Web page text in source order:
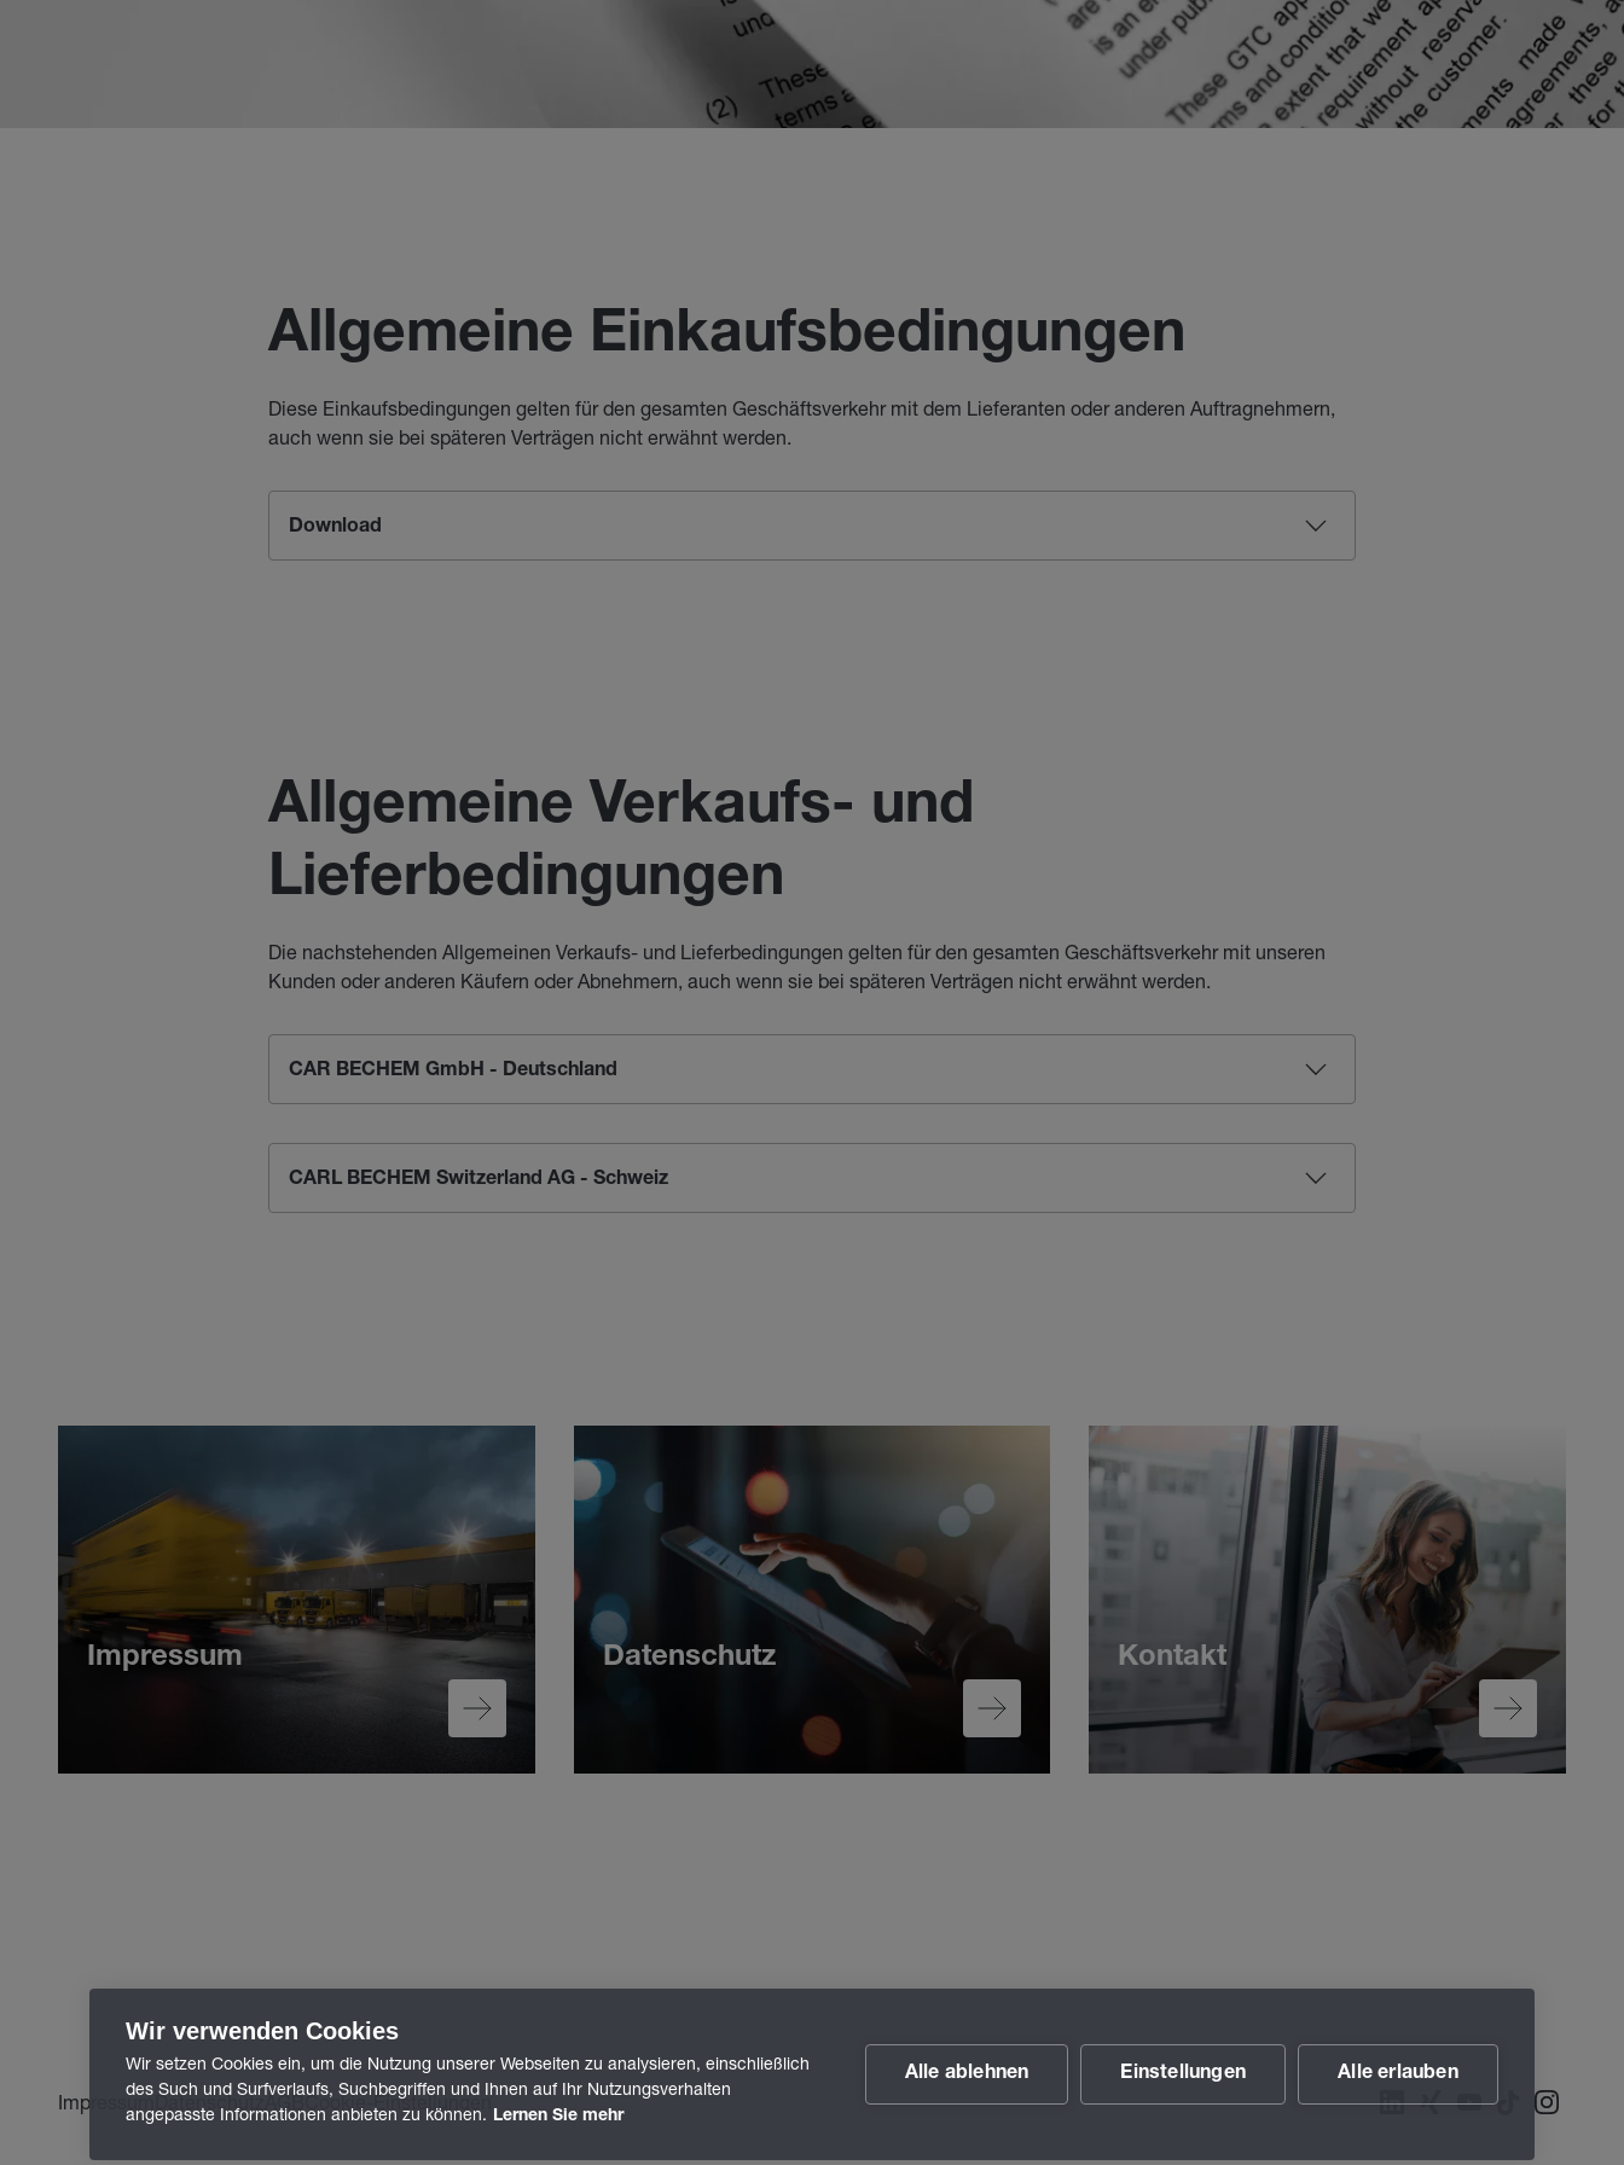
Allgemeine Einkaufsbedingungen
Diese Einkaufsbedingungen gelten für den gesamten Geschäftsverkehr mit dem Lieferanten oder anderen Auftragnehmern,
auch wenn sie bei späteren Verträgen nicht erwähnt werden.
Download
Allgemeine Verkaufs- und
Lieferbedingungen
Die nachstehenden Allgemeinen Verkaufs- und Lieferbedingungen gelten für den gesamten Geschäftsverkehr mit unseren
Kunden oder anderen Käufern oder Abnehmern, auch wenn sie bei späteren Verträgen nicht erwähnt werden.
CAR BECHEM GmbH - Deutschland
CARL BECHEM Switzerland AG - Schweiz
Impressum Datenschutz Kontakt
Impressum Datenschutz AGBCookie-Einstellungen
Wir verwenden Cookies
Wir setzen Cookies ein, um die Nutzung unserer Webseiten zu analysieren, einschließlich
des Such und Surfverlaufs, Suchbegriffen und Ihnen auf Ihr Nutzungsverhalten
angepasste Informationen anbieten zu können. Lernen Sie mehr
Alle ablehnen Einstellungen Alle erlauben